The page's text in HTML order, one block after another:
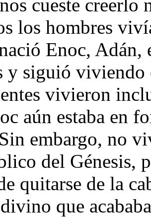
cueste creerlo
los hombres
Enoc, Adán,
y siguió viviendo
vivieron
aún estaba en
embargo, no
del Génesis,
quitarse de la
que